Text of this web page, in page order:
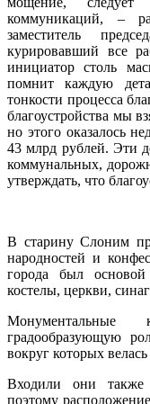
коммуникаций, –
заместитель
курировавший все
инициатор столь
помнит каждую
тонкости процесса
благоустройства мы
но этого оказалось
43 млрд рублей. Эти
коммунальных,
утверждать, что
В старину Слоним
народностей и
города был
костелы, церкви,
Монументальные
градообразующую
вокруг которых
Входили они также
поэтому